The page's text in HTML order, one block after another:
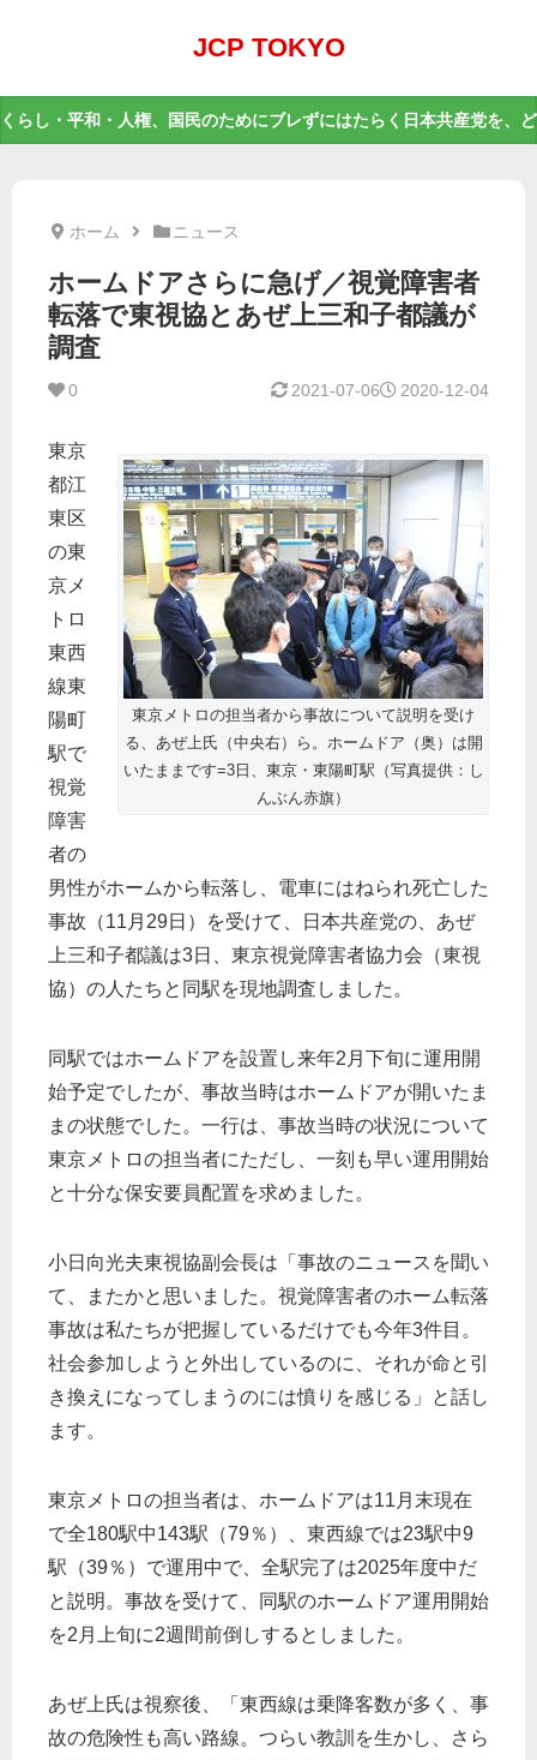
JCP TOKYO
くらし・平和・人権、国民のためにブレずにはたらく日本共産党を、
ホーム ニュース
ホームドアさらに急げ／視覚障害者
転落で東視協とあぜ上三和子都議が
調査
0 2020-12-04
2021-07-06
東京メトロの担当者から事故について説明を受け
る、あぜ上氏（中央右）ら。ホームドア（奥）は開
いたままです=3日、東京・東陽町駅（写真提供：し
んぶん赤旗）
東京
都江
東区
の東
京メ
トロ
東西
線東
陽町
駅で
視覚
障害
者の
男性がホームから転落し、電車にはねられ死亡した
事故（11月29日）を受けて、日本共産党の、あぜ
上三和子都議は3日、東京視覚障害者協力会（東視
協）の人たちと同駅を現地調査しました。
同駅ではホームドアを設置し来年2月下旬に運用開
始予定でしたが、事故当時はホームドアが開いたま
まの状態でした。一行は、事故当時の状況について
東京メトロの担当者にただし、一刻も早い運用開始
と十分な保安要員配置を求めました。
小日向光夫東視協副会長は「事故のニュースを聞い
て、またかと思いました。視覚障害者のホーム転落
事故は私たちが把握しているだけでも今年3件目。
社会参加しようと外出しているのに、それが命と引
き換えになってしまうのには憤りを感じる」と話し
ます。
東京メトロの担当者は、ホームドアは11月末現在
で全180駅中143駅（79％）、東西線では23駅中9
駅（39％）で運用中で、全駅完了は2025年度中だ
と説明。事故を受けて、同駅のホームドア運用開始
を2月上旬に2週間前倒しするとしました。
あぜ上氏は視察後、「東西線は乗降客数が多く、事
故の危険性も高い路線。つらい教訓を生かし、さら